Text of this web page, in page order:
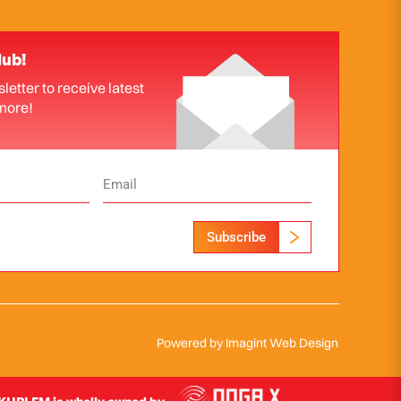
to receive latest
Subscribe
Powered by Imagint Web Design